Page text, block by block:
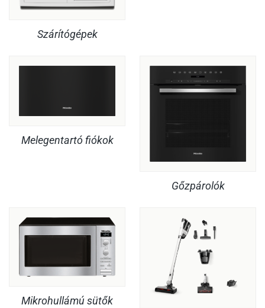
Szárítógépek
Melegentartó fiókok
Gőzpárolók
Mikrohullámú sütők